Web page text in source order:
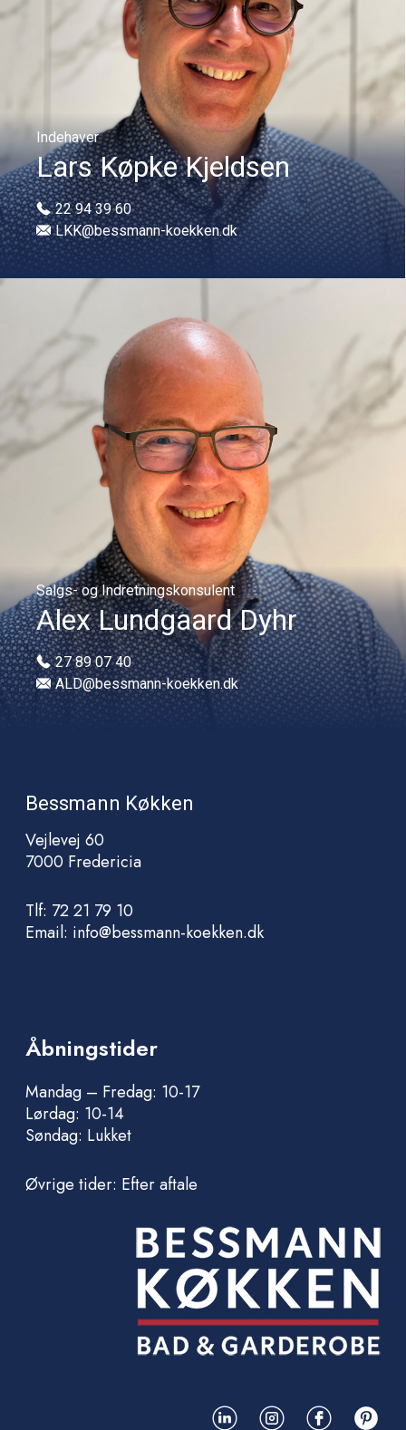
Indehaver
Lars Køpke Kjeldsen
22 94 39 60
LKK@bessmann-koekken.dk
Salgs- og Indretningskonsulent
Alex Lundgaard Dyhr
27 89 07 40
ALD@bessmann-koekken.dk
Bessmann Køkken
Vejlevej 60
7000 Fredericia
Tlf: 72 21 79 10
Email: info@bessmann-koekken.dk
Åbningstider
Mandag – Fredag: 10-17
Lørdag: 10-14
Søndag: Lukket
Øvrige tider: Efter aftale